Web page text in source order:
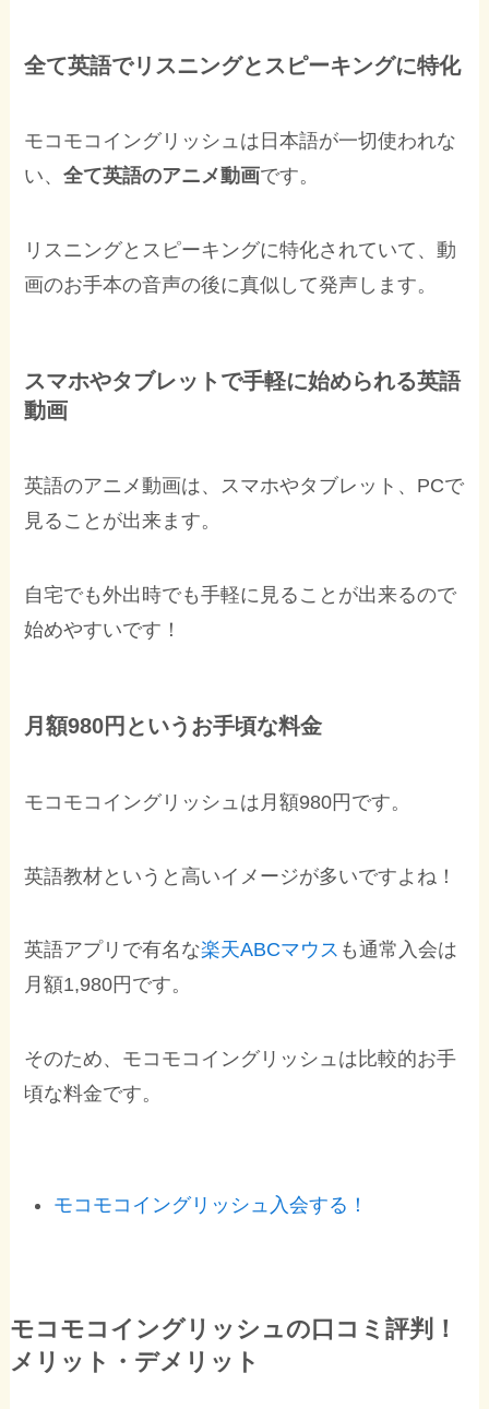
全て英語でリスニングとスピーキングに特化
モコモコイングリッシュは日本語が一切使われな
い、全て英語のアニメ動画です。
リスニングとスピーキングに特化されていて、動
画のお手本の音声の後に真似して発声します。
スマホやタブレットで手軽に始められる英語
動画
英語のアニメ動画は、スマホやタブレット、PCで
見ることが出来ます。
自宅でも外出時でも手軽に見ることが出来るので
始めやすいです！
月額980円というお手頃な料金
モコモコイングリッシュは月額980円です。
英語教材というと高いイメージが多いですよね！
英語アプリで有名な楽天ABCマウス も通常入会は
月額1,980円です。
そのため、モコモコイングリッシュは比較的お手
頃な料金です。
モコモコイングリッシュ入会する！
モコモコイングリッシュの口コミ評判！
メリット・デメリット